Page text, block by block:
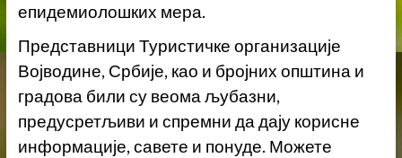
епидемиолошких мера.
Представници Туристичке организације
Војводине, Србије, као и бројних општина и
градова били су веома љубазни,
предусретљиви и спремни да дају корисне
информације, савете и понуде. Можете